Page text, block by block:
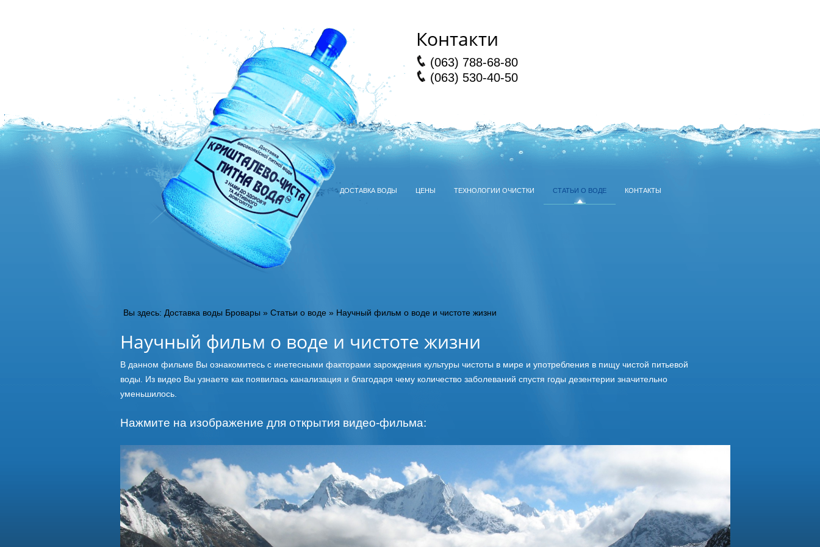
Контакти
(063) 788-68-80
(063) 530-40-50
ДОСТАВКА ВОДЫ ЦЕНЫ ТЕХНОЛОГИИ ОЧИСТКИ СТАТЬИ О ВОДЕ КОНТАКТЫ
Вы здесь: Доставка воды Бровары » Статьи о воде » Научный фильм о воде и чистоте жизни
Научный фильм о воде и чистоте жизни
В данном фильме Вы ознакомитесь с инетесными факторами зарождения культуры чистоты в мире и употребления в пищу чистой питьевой
воды. Из видео Вы узнаете как появилась канализация и благодаря чему количество заболеваний спустя годы дезентерии значительно
уменьшилось.
Нажмите на изображение для открытия видео-фильма: